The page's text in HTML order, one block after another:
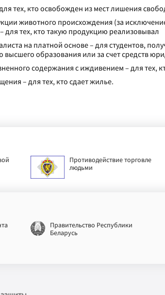
тех, кто освобожден из мест лишения
животного происхождения (за
для тех, кто такую продукцию реализовывал
на платной основе – для студентов,
высшего образования или за счет средств
содержания с иждивением – для тех,
– для тех, кто сдает жилье.
Противодействие торговле
людьми
Правительство Республики
Беларусь